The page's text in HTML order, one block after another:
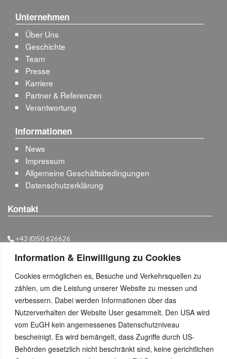
Information & Einwilligung zu Cookies
Cookies ermöglichen es, Besuche und Verkehrsquellen zu
zählen, um die Leistung unserer Website zu messen und
verbessern. Dabei werden Informationen über das
Nutzerverhalten der Website User gesammelt. Den USA wird
vom EuGH kein angemessenes Datenschutzniveau
bescheinigt. Es wird bemängelt, dass Zugriffe durch US-
Behörden gesetzlich nicht beschränkt sind, keine gerichtlichen
Unternehmen
Über Uns
Geschichte
Team
Presse
Karriere
Partner & Referenzen
Verantwortung
Informationen
News
Impressum
Allgemeine Geschäftsbedingungen
Datenschutzerklärung
Kontakt
+43 (0)50 626626